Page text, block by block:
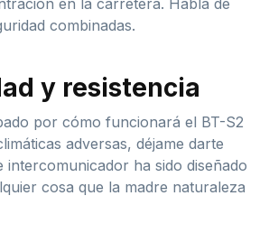
combinadas.
y resistencia
por cómo funcionará el BT-S2
adversas, déjame darte
intercomunicador ha sido diseñado
cosa que la madre naturaleza